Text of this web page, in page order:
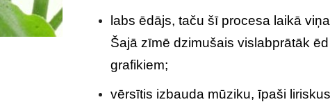
labs ēdājs, taču šī procesa laikā
Šajā zīmē dzimušais vislabprātāk
grafikiem;
vērsītis izbauda mūziku, īpaši